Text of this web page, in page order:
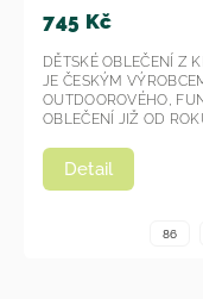
745 Kč
Detail
DĚTSKÉ OBLEČENÍ Z
JE ČESKÝM
OUTDOOROVÉHO,
OBLEČENÍ JIŽ OD
86